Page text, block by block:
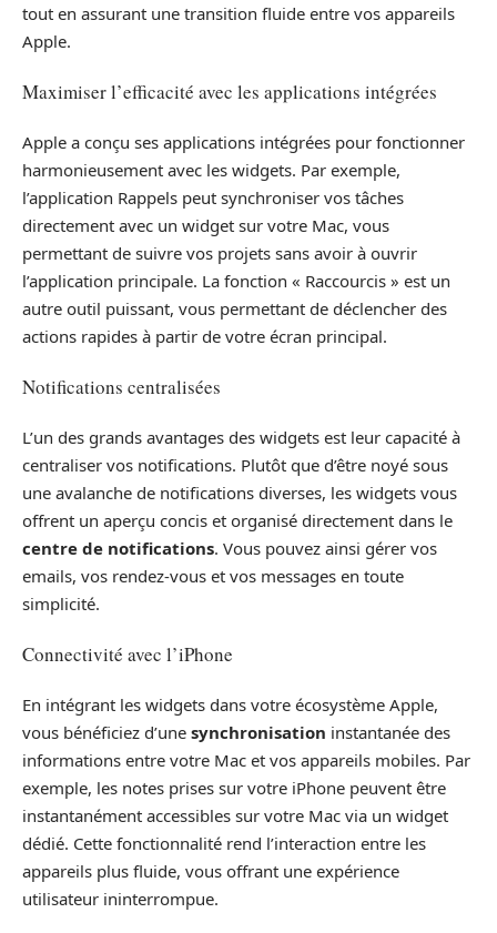
tout en assurant une transition fluide entre vos appareils
Apple.
Maximiser l’efficacité avec les applications intégrées
Apple a conçu ses applications intégrées pour fonctionner
harmonieusement avec les widgets. Par exemple,
l’application Rappels peut synchroniser vos tâches
directement avec un widget sur votre Mac, vous
permettant de suivre vos projets sans avoir à ouvrir
l’application principale. La fonction « Raccourcis » est un
autre outil puissant, vous permettant de déclencher des
actions rapides à partir de votre écran principal.
Notifications centralisées
L’un des grands avantages des widgets est leur capacité à
centraliser vos notifications. Plutôt que d’être noyé sous
une avalanche de notifications diverses, les widgets vous
offrent un aperçu concis et organisé directement dans le
centre de notifications. Vous pouvez ainsi gérer vos
emails, vos rendez-vous et vos messages en toute
simplicité.
Connectivité avec l’iPhone
En intégrant les widgets dans votre écosystème Apple,
vous bénéficiez d’une synchronisation instantanée des
informations entre votre Mac et vos appareils mobiles. Par
exemple, les notes prises sur votre iPhone peuvent être
instantanément accessibles sur votre Mac via un widget
dédié. Cette fonctionnalité rend l’interaction entre les
appareils plus fluide, vous offrant une expérience
utilisateur ininterrompue.